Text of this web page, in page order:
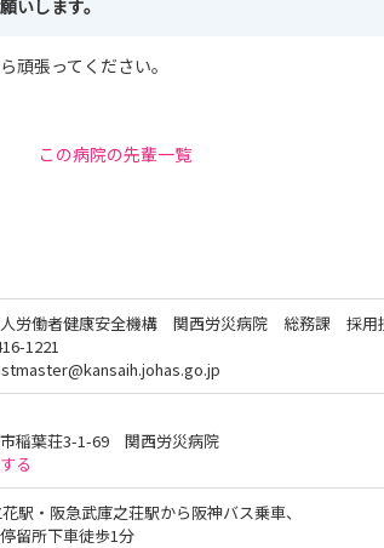
いします。
頑張ってください。
この病院の先輩一覧
人労働者健康安全機構 関西労災病院 総務課 採用
1221
稲葉荘3-1-69 関西労災病院
る
駅・阪急武庫之荘駅から阪神バス乗車、
留所下車徒歩1分